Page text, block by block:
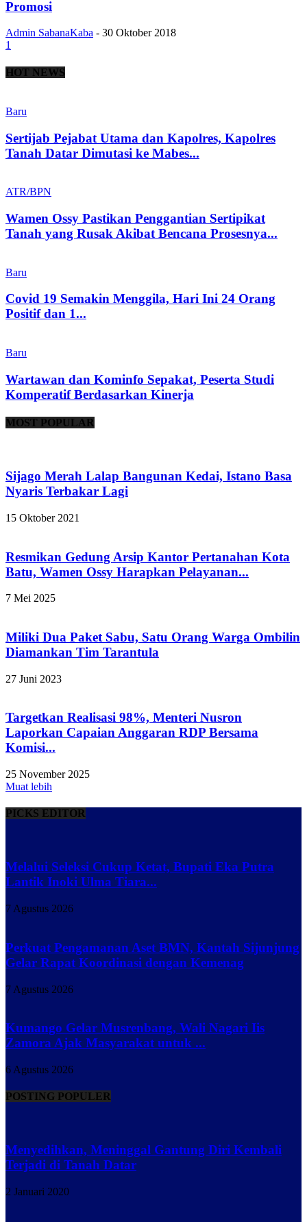
Promosi
Admin SabanaKaba - 30 Oktober 2018
1
HOT NEWS
Baru
Sertijab Pejabat Utama dan Kapolres, Kapolres
Tanah Datar Dimutasi ke Mabes...
ATR/BPN
Wamen Ossy Pastikan Penggantian Sertipikat
Tanah yang Rusak Akibat Bencana Prosesnya...
Baru
Covid 19 Semakin Menggila, Hari Ini 24 Orang
Positif dan 1...
Baru
Wartawan dan Kominfo Sepakat, Peserta Studi
Komperatif Berdasarkan Kinerja
MOST POPULAR
Sijago Merah Lalap Bangunan Kedai, Istano Basa
Nyaris Terbakar Lagi
15 Oktober 2021
Resmikan Gedung Arsip Kantor Pertanahan Kota
Batu, Wamen Ossy Harapkan Pelayanan...
7 Mei 2025
Miliki Dua Paket Sabu, Satu Orang Warga Ombilin
Diamankan Tim Tarantula
27 Juni 2023
Targetkan Realisasi 98%, Menteri Nusron
Laporkan Capaian Anggaran RDP Bersama
Komisi...
25 November 2025
Muat lebih
PICKS EDITOR
Melalui Seleksi Cukup Ketat, Bupati Eka Putra
Lantik Inoki Ulma Tiara...
7 Agustus 2026
Perkuat Pengamanan Aset BMN, Kantah Sijunjung
Gelar Rapat Koordinasi dengan Kemenag
7 Agustus 2026
Kumango Gelar Musrenbang, Wali Nagari Iis
Zamora Ajak Masyarakat untuk ...
6 Agustus 2026
POSTING POPULER
Menyedihkan, Meninggal Gantung Diri Kembali
Terjadi di Tanah Datar
2 Januari 2020